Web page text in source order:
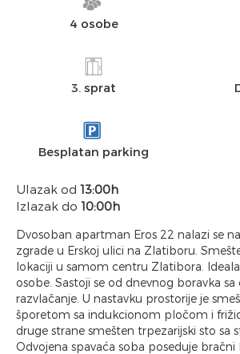
4 osobe
3. sprat
Besplatan parking
Ulazak od 13:00h
Izlazak do 10:00h
Dvosoban apartman Eros 22 nalazi se
zgrade u Erskoj ulici na Zlatiboru.
lokaciji u samom centru Zlatibora.
osobe. Sastoji se od dnevnog boravka
razvlačanje. U nastavku prostorije je
šporetom sa indukcionom pločom i
druge strane smešten trpezarijski sto sa
Odvojena spavaća soba poseduje bračni